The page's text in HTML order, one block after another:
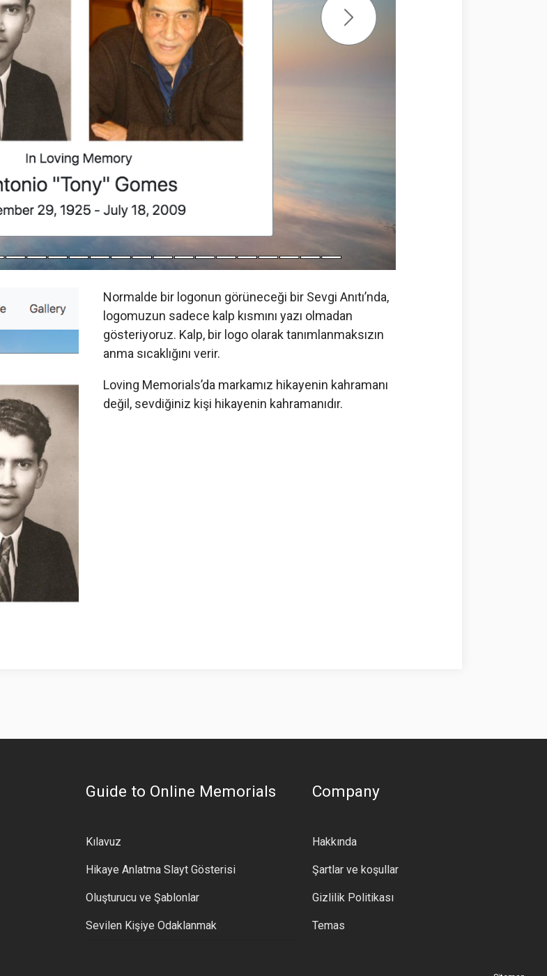
Normalde bir logonun görüneceği bir Sevgi Anıtı’nda,
logomuzun sadece kalp kısmını yazı olmadan
gösteriyoruz. Kalp, bir logo olarak tanımlanmaksızın
anma sıcaklığını verir.
Loving Memorials’da markamız hikayenin kahramanı
değil, sevdiğiniz kişi hikayenin kahramanıdır.
Guide to Online Memorials
Kılavuz
Hikaye Anlatma Slayt Gösterisi
Oluşturucu ve Şablonlar
Sevilen Kişiye Odaklanmak
Company
Hakkında
Şartlar ve koşullar
Gizlilik Politikası
Temas